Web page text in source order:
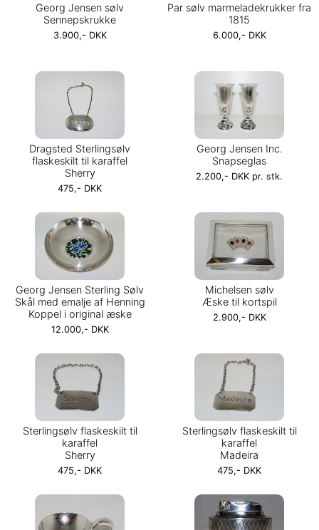
Georg Jensen sølv
Sennepskrukke
3.900,- DKK
Par sølv marmeladekrukker fra
1815
6.000,- DKK
Dragsted Sterlingsølv
flaskeskilt til karaffel
Sherry
475,- DKK
Georg Jensen Inc.
Snapseglas
2.200,- DKK pr. stk.
Georg Jensen Sterling Sølv
Skål med emalje af Henning
Koppel i original æske
12.000,- DKK
Michelsen sølv
Æske til kortspil
2.900,- DKK
Sterlingsølv flaskeskilt til
karaffel
Sherry
475,- DKK
Sterlingsølv flaskeskilt til
karaffel
Madeira
475,- DKK